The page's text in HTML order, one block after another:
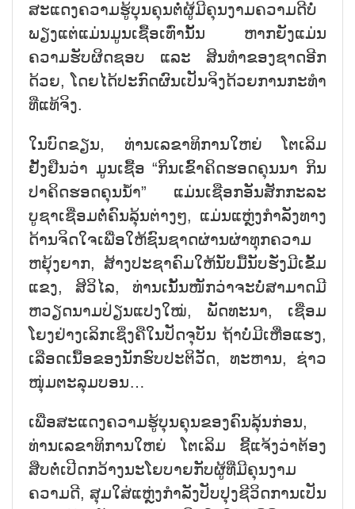
ສະແດງຄວາມຮູ້ບຸນຄຸນຕໍ່ຜູ້ມີຄຸນງາມຄວາມດີບໍ່
ພຽງແຕ່ແມ່ນມູນເຊື້ອເທົ່ານັ້ນ ຫາກຍັງແມ່ນ
ຄວາມຮັບຜິດຊອບ ແລະ ສິນທຳຂອງຊາດອີກ
ດ້ວຍ, ໂດຍໄດ້ປະກົດຜົນເປັນຈິງດ້ວຍການກະທຳ
ທີ່ແທ້ຈິງ.
ໃນບົດຂຽນ, ທ່ານເລຂາທິການໃຫຍ່ ໂຕເລິມ
ຢັ້ງຢືນວ່າ ມູນເຊື້ອ “ກິນເຂົ້າຄິດຮອດຄຸນນາ ກິນ
ປາຄິດຮອດຄຸນນ້ຳ” ແມ່ນເຊືອກອັນສັກກະລະ
ບູຊາເຊື່ອມຕໍ່ຄົນລຸ້ນຕ່າງໆ, ແມ່ນແຫຼ່ງກຳລັງທາງ
ດ້ານຈິດໃຈເພື່ອໃຫ້ຊົນຊາດຜ່ານຜ່າທຸກຄວາມ
ຫຍຸ້ງຍາກ, ສ້າງປະຊາຄົມໃຫ້ນັບມື້ນັບຮັ່ງມີເຂັ້ມ
ແຂງ, ສິວິໄລ, ທ່ານເນັ້ນໜັກວ່າຈະບໍ່ສາມາດມີ
ຫວຽດນາມປ່ຽນແປງໃໝ່, ພັດທະນາ, ເຊື່ອມ
ໂຍງຢ່າງເລິກເຊິ່ງຄືໃນປັດຈຸບັນ ຖ້າບໍ່ມີເຫື່ອແຮງ,
ເລືອດເນື້ອຂອງນັກຮົບປະຕິວັດ, ທະຫານ, ຊ່າວ
ໜຸ່ມຕະລຸມບອນ…
ເພື່ອສະແດງຄວາມຮູ້ບຸນຄຸນຂອງຄົນລຸ້ນກ່ອນ,
ທ່ານເລຂາທິການໃຫຍ່ ໂຕເລິມ ຊີ້ແຈ້ງວ່າຕ້ອງ
ສືບຕໍ່ເປີດກວ້າງນະໂຍບາຍກັບຜູ້ທີ່ມີຄຸນງາມ
ຄວາມດີ, ສຸມໃສ່ແຫຼ່ງກຳລັງປັບປຸງຊີວິດການເປັນ